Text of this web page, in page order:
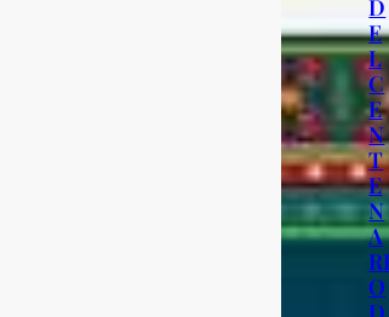
D
E
L
C
E
N
T
E
N
A
RI
O